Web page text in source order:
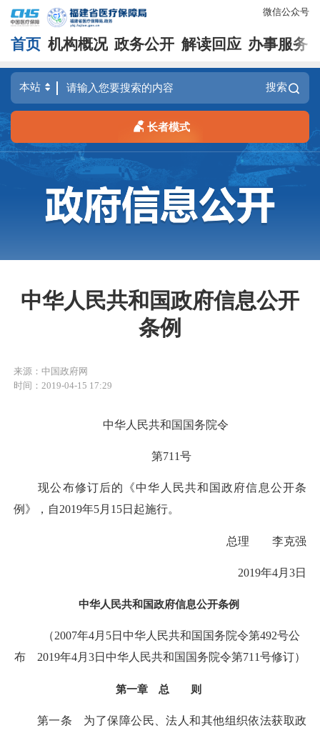
微信公众号
首页 机构概况 政务公开 解读回应 办事服务
搜索
长者模式
中华人民共和国政府信息公开
条例
来源：中国政府网
时间：2019-04-15 17:29
中华人民共和国国务院令
第711号
现公布修订后的《中华人民共和国政府信息公开条
例》，自2019年5月15日起施行。
总理 李克强
2019年4月3日
中华人民共和国政府信息公开条例
（2007年4月5日中华人民共和国国务院令第492号公
布 2019年4月3日中华人民共和国国务院令第711号修订）
第一章 总 则
第一条 为了保障公民、法人和其他组织依法获取政